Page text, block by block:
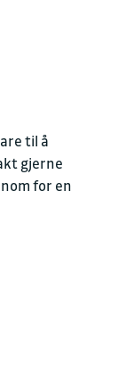
til å
gjerne
for en